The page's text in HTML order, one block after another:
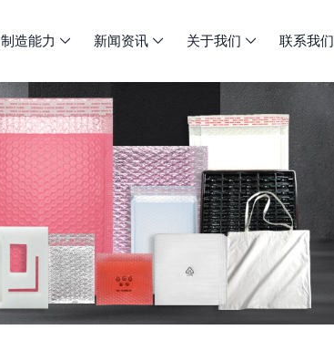
制造能力  新闻资讯  关于我们  联系我们